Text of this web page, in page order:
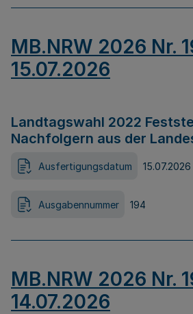
MB.NRW 2026 Nr.
15.07.2026
Landtagswahl 2022
Nachfolgern aus der
Ausfertigungsdatum 15.07.2026
Ausgabennummer 194
MB.NRW 2026 Nr.
14.07.2026